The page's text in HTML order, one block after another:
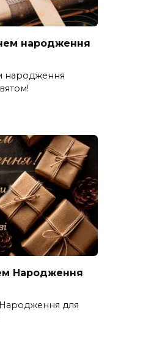
народження
народження
Народження
для